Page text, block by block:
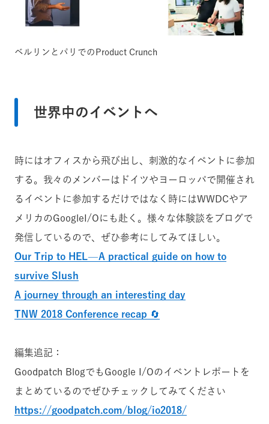
ベルリンとパリでのProduct Crunch
世界中のイベントへ
時にはオフィスから飛び出し、刺激的なイベントに参加
する。我々のメンバーはドイツやヨーロッパで開催され
るイベントに参加するだけではなく時にはWWDCやア
メリカのGoogleI/Oにも赴く。様々な体験談をブログで
発信しているので、ぜひ参考にしてみてほしい。
Our Trip to HEL — A practical guide on how to
survive Slush
A journey through an interesting day
TNW 2018 Conference recap 🔄
編集追記：
Goodpatch BlogでもGoogle I/Oのイベントレポートを
まとめているのでぜひチェックしてみてください
https://goodpatch.com/blog/io2018/